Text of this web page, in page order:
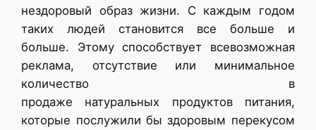
нездоровый образ жизни. С каждым годом
таких людей становится все больше и
больше. Этому способствует всевозможная
реклама, отсутствие или минимальное
количество в
продаже натуральных продуктов питания,
которые послужили бы здоровым перекусом